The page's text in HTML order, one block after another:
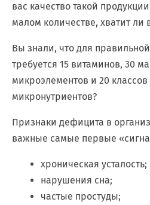
вас качество такой
малом количестве, хватит ли
Вы знали, что для
требуется 15 витаминов, 30
микроэлементов и 20 классов
микронутриентов?
Признаки дефицита в
важные самые первые
хроническая усталость;
нарушения сна;
частые простуды;